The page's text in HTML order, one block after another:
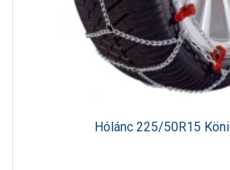
Hólánc 225/50R15